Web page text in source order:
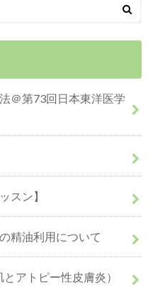
＠第73回日本東洋医学
スン】
精油利用について
アトピー性皮膚炎）